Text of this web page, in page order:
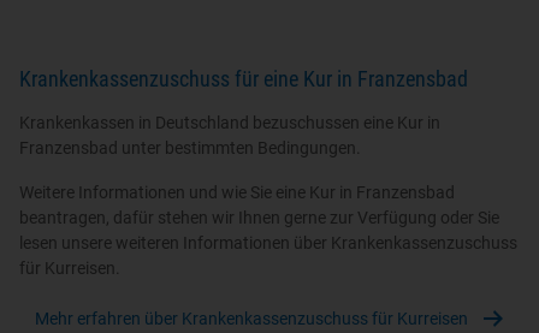
Krankenkassenzuschuss für eine Kur in Franzensbad
Krankenkassen in Deutschland bezuschussen eine Kur in
Franzensbad unter bestimmten Bedingungen.
Weitere Informationen und wie Sie eine Kur in Franzensbad
beantragen, dafür stehen wir Ihnen gerne zur Verfügung oder Sie
lesen unsere weiteren Informationen über Krankenkassenzuschuss
für Kurreisen.
Mehr erfahren über Krankenkassenzuschuss für Kurreisen